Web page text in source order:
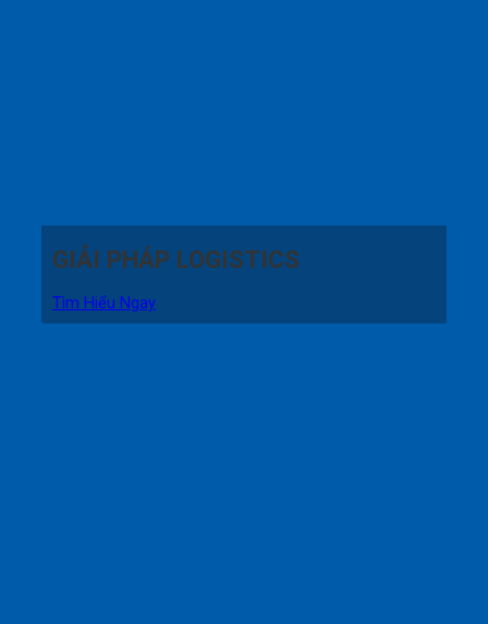
GIẢI PHÁP LOGISTICS
Tìm Hiểu Ngay